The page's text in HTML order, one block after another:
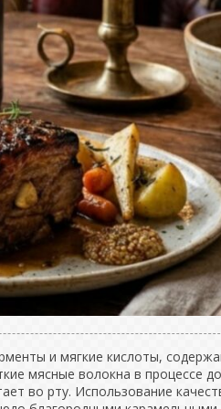
и мягкие кислоты,
мясные волокна в процессе
во рту. Использование